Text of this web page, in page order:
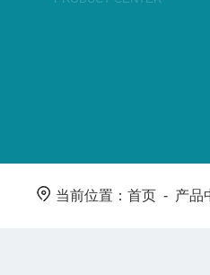
当前位置：首页 - 产品